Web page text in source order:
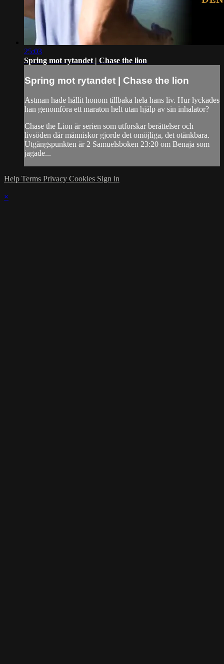
25:03
Spring mot rytandet | Chase the lion
Spring mot rytandet | Chase the lion
Astman hade hållit honom tillbaka hela hans liv. Hur lyckades
han genomföra ett maraton helt utan hjälp av sin inhalator?
Chase the Lion är serien som utforskar berättelser och
livsöden där människor gjorde det omöjliga, det otänkbara.
Utgångspunkten är 2 Samuelsboken 23:20 om Benaja som
jagade...
Help Terms Privacy Cookies Sign in
×